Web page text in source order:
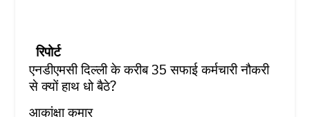
रिपोर्ट
एनडीएमसी दिल्ली के करीब 35 सफाई कर्मचारी नौकरी
से क्यों हाथ धो बैठे?
आकांक्षा कुमार